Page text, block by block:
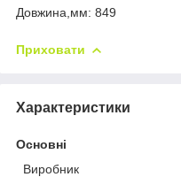
Довжина,мм: 849
Приховати
Характеристики
Основні
Виробник